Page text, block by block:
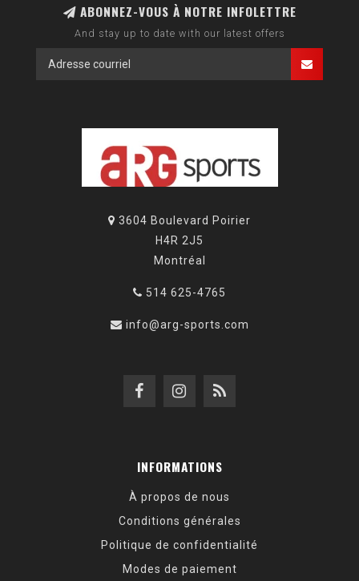
ABONNEZ-VOUS À NOTRE INFOLETTRE
And stay up to date with our latest offers
3604 Boulevard Poirier
H4R 2J5
Montréal
514 625-4765
info@arg-sports.com
INFORMATIONS
À propos de nous
Conditions générales
Politique de confidentialité
Modes de paiement